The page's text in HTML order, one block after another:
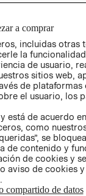
COMERCIO - SIC
PETICIONES
QUEJAS Y
RECLAMOS
a comprar
incluidas otras
la
de usuario,
sitios web,
de plataformas
el usuario, los
está de acuerdo
como
se
de contenido y
de cookies y
aviso de cookies
compartido de datos